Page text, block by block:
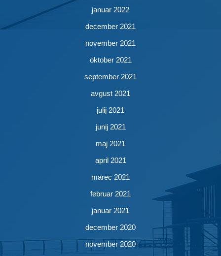
januar 2022
december 2021
november 2021
oktober 2021
september 2021
avgust 2021
julij 2021
junij 2021
maj 2021
april 2021
marec 2021
februar 2021
januar 2021
december 2020
november 2020